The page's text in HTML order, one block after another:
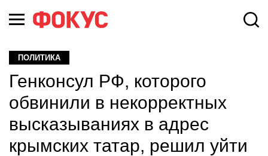
ПОЛИТИКА
Генконсул РФ, которого
обвинили в некорректных
высказываниях в адрес
крымских татар, решил уйти